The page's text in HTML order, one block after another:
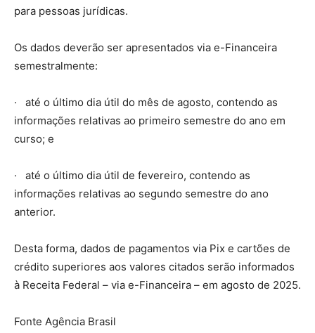
para pessoas jurídicas.
Os dados deverão ser apresentados via e-Financeira
semestralmente:
· até o último dia útil do mês de agosto, contendo as
informações relativas ao primeiro semestre do ano em
curso; e
· até o último dia útil de fevereiro, contendo as
informações relativas ao segundo semestre do ano
anterior.
Desta forma, dados de pagamentos via Pix e cartões de
crédito superiores aos valores citados serão informados
à Receita Federal – via e-Financeira – em agosto de 2025.
Fonte Agência Brasil